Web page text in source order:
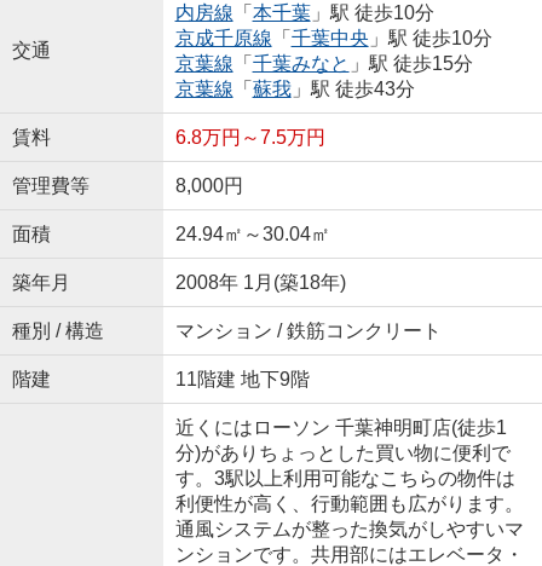
交通
内房線 「 本千葉」駅 徒歩10分
京成千原線 「 千葉中央 」駅 徒歩10分
京葉線 「 千葉みなと 」駅 徒歩15分
京葉線 「 蘇我」駅 徒歩43分
賃料 6.8万円～7.5万円
管理費等 8,000円
面積 24.94㎡～30.04㎡
築年月 2008年 1月(築18年)
種別 / 構造 マンション / 鉄筋コンクリート
階建 11階建 地下9階
近くにはローソン 千葉神明町店(徒歩1
分)がありちょっとした買い物に便利で
す。3駅以上利用可能なこちらの物件は
利便性が高く、行動範囲も広がります。
通風システムが整った換気がしやすいマ
ンションです。共用部にはエレベータ・